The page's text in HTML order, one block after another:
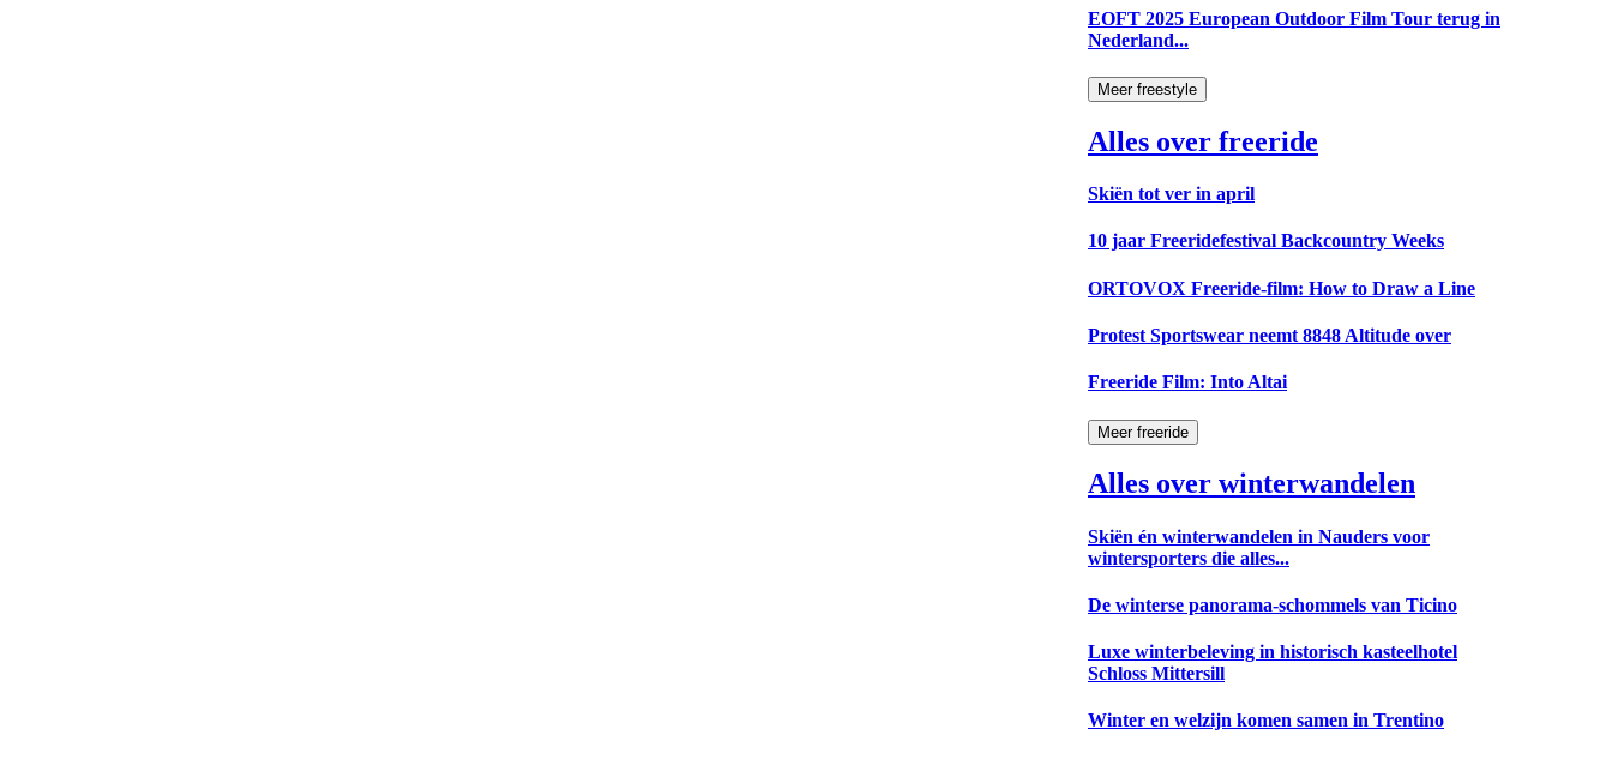
EOFT 2025 European Outdoor Film Tour terug in
Nederland...
Meer freestyle
Alles over freeride
Skiën tot ver in april
10 jaar Freeridefestival Backcountry Weeks
ORTOVOX Freeride-film: How to Draw a Line
Protest Sportswear neemt 8848 Altitude over
Freeride Film: Into Altai
Meer freeride
Alles over winterwandelen
Skiën én winterwandelen in Nauders voor
wintersporters die alles...
De winterse panorama-schommels van Ticino
Luxe winterbeleving in historisch kasteelhotel
Schloss Mittersill
Winter en welzijn komen samen in Trentino